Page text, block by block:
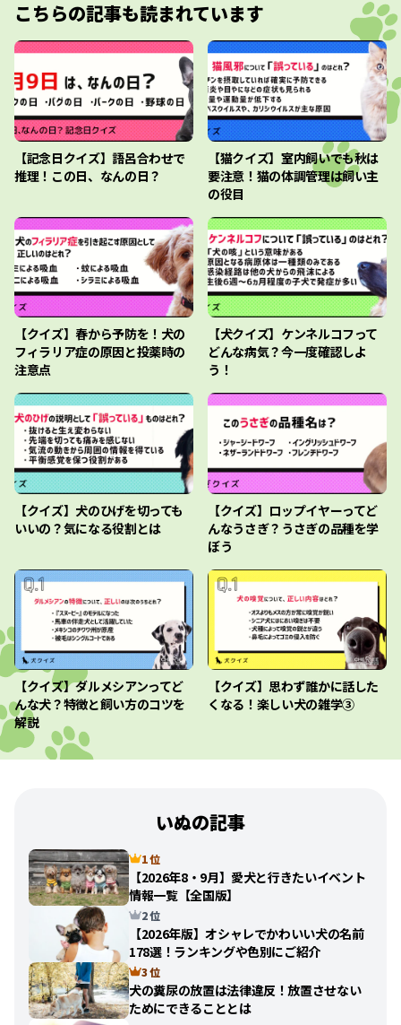
こちらの記事も読まれています
【記念日クイズ】語呂合わせで
推理！この日、なんの日？
【猫クイズ】室内飼いでも秋は
要注意！猫の体調管理は飼い主
の役目
【クイズ】春から予防を！犬の
フィラリア症の原因と投薬時の
注意点
【犬クイズ】ケンネルコフって
どんな病気？今一度確認しよ
う！
【クイズ】犬のひげを切っても
いいの？気になる役割とは
【クイズ】ロップイヤーってど
んなうさぎ？うさぎの品種を学
ぼう
【クイズ】ダルメシアンってど
んな犬？特徴と飼い方のコツを
解説
【クイズ】思わず誰かに話した
くなる！楽しい犬の雑学③
いぬの記事
1 位
【2026年8・9月】愛犬と行きたいイベント
情報一覧【全国版】
2 位
【2026年版】オシャレでかわいい犬の名前
178選！ランキングや色別にご紹介
3 位
犬の糞尿の放置は法律違反！放置させない
ためにできることとは